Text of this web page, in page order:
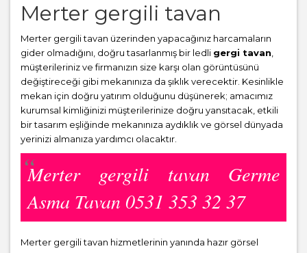
Merter gergili tavan
Merter gergili tavan üzerinden yapacağınız harcamaların
gider olmadığını, doğru tasarlanmış bir ledli gergi tavan
müşterileriniz ve firmanızın size karşı olan görüntüsünü
değiştireceği gibi mekanınıza da şıklık verecektir. Kesinlikle
mekan için doğru yatırım olduğunu düşünerek; amacımız
kurumsal kimliğinizi müşterilerinize doğru yansıtacak, etkili
bir tasarım eşliğinde mekanınıza aydıklık ve görsel dünyada
yerinizi almanıza yardımcı olacaktır.
Merter gergili tavan Germe
Asma Tavan 0531 353 32 37
Merter gergili tavan hizmetlerinin yanında hazır görsel